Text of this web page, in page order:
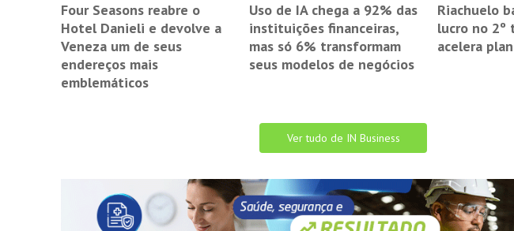
Four Seasons reabre o
Hotel Danieli e devolve a
Veneza um de seus
endereços mais
emblemáticos
Uso de IA chega a 92% das
instituições financeiras,
mas só 6% transformam
seus modelos de negócios
Riachuelo
lucro no 2º
acelera
Ver tudo de IN Business